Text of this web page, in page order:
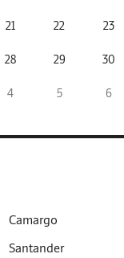
21 22 23
28 29 30
4 5 6
Camargo
Santander